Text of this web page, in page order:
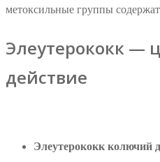
метоксильные группы
Элеутерококк —
действие
Элеутерококк колючий